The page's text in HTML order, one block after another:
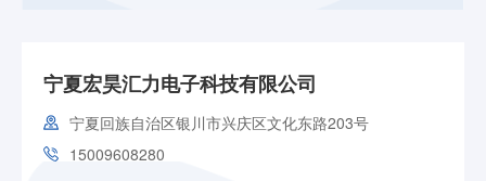
宁夏宏昊汇力电子科技有限公司
宁夏回族自治区银川市兴庆区文化东路203号
15009608280